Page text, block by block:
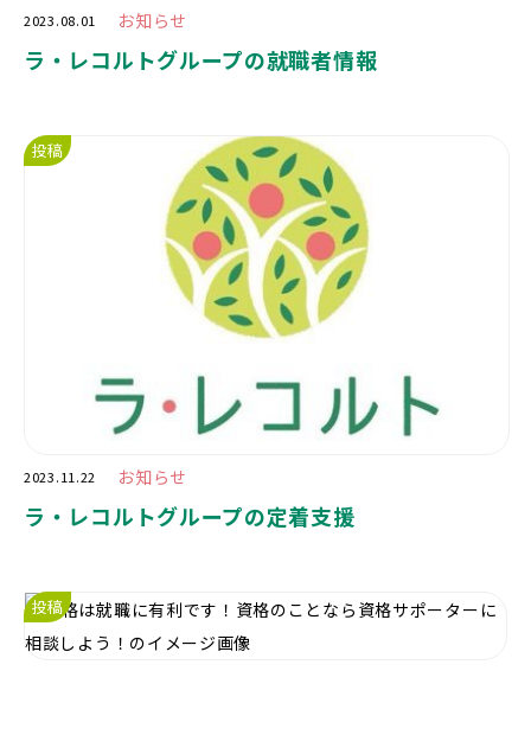
2023.08.01 お知らせ
ラ・レコルトグループの就職者情報
投稿
2023.11.22 お知らせ
ラ・レコルトグループの定着支援
投稿